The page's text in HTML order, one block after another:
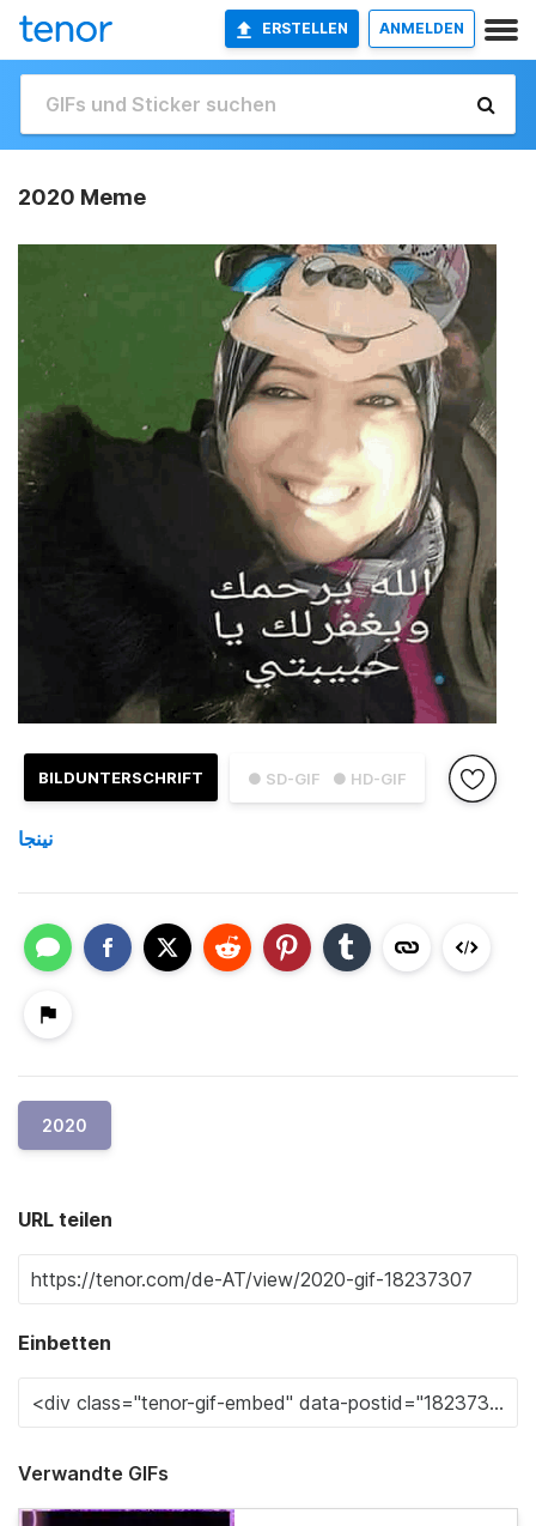
ERSTELLEN ANMELDEN
2020 Meme
● SD-GIF ● HD-GIF
BILDUNTERSCHRIFT
نينجا
2020
URL teilen
Einbetten
Verwandte GIFs